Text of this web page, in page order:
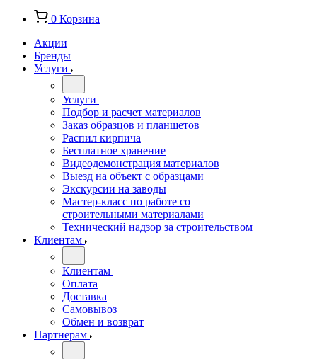
0 Корзина
Акции
Бренды
Услуги
Услуги
Подбор и расчет материалов
Заказ образцов и планшетов
Распил кирпича
Бесплатное хранение
Видеодемонстрация материалов
Выезд на объект с образцами
Экскурсии на заводы
Мастер-класс по работе со
строительными материалами
Технический надзор за строительством
Клиентам
Клиентам
Оплата
Доставка
Самовывоз
Обмен и возврат
Партнерам